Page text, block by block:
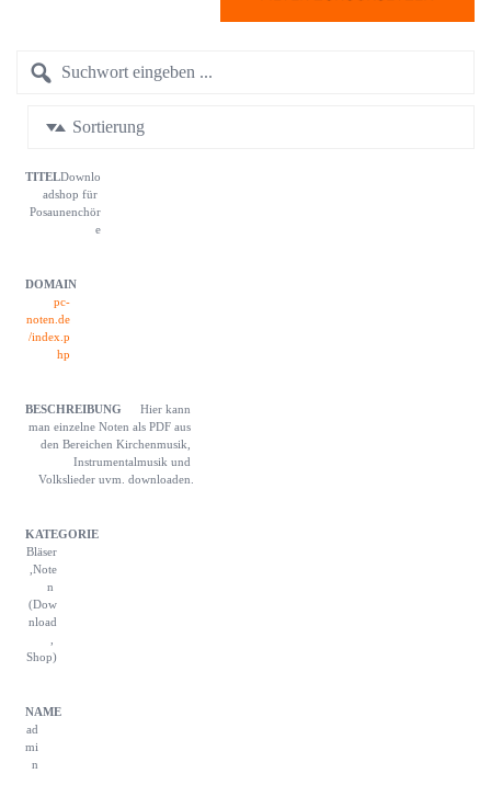
Sortierung
Titel Domain
Downlo
adshop für
Posaunenchör
e
pc-
noten.de
/index.p
hp
Hier kann
man einzelne Noten als PDF aus
den Bereichen Kirchenmusik,
Instrumentalmusik und
Volkslieder uvm. downloaden.
Bläser
,Note
n
(Dow
nload
Shop)
ad
mi
n